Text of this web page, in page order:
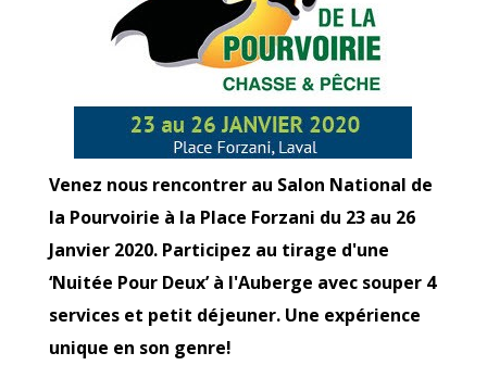
Venez nous rencontrer au Salon National de
la Pourvoirie à la Place Forzani du 23 au 26
Janvier 2020. Participez au tirage d'une
‘Nuitée Pour Deux’ à l'Auberge avec souper 4
services et petit déjeuner. Une expérience
unique en son genre!